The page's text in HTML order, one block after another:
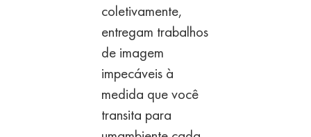
coletivamente,
entregam trabalhos
de imagem
impecáveis à
medida que você
transita para